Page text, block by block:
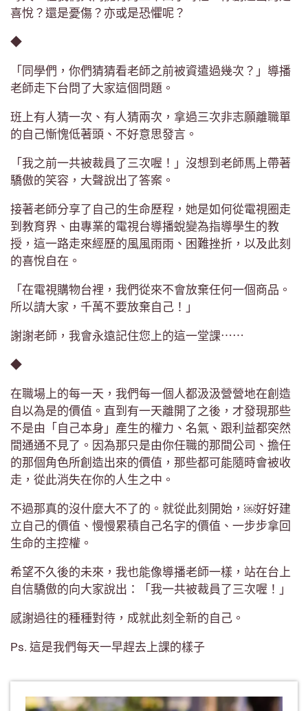
喜悅？還是憂傷？亦或是恐懼呢？
◆
「同學們，你們猜猜看老師之前被資遣過幾次？」導播
老師走下台問了大家這個問題。
班上有人猜一次、有人猜兩次，拿過三次非志願離職單
的自己慚愧低著頭、不好意思發言。
「我之前一共被裁員了三次喔！」沒想到老師馬上帶著
驕傲的笑容，大聲說出了答案。
接著老師分享了自己的生命歷程，她是如何從電視圈走
到教育界、由專業的電視台導播蛻變為指導學生的教
授，這一路走來經歷的風風雨雨、困難挫折，以及此刻
的喜悅自在。
「在電視購物台裡，我們從來不會放棄任何一個商品。
所以請大家，千萬不要放棄自己！」
謝謝老師，我會永遠記住您上的這一堂課⋯⋯
◆
在職場上的每一天，我們每一個人都汲汲營營地在創造
自以為是的價值。直到有一天離開了之後，才發現那些
不是由「自己本身」產生的權力、名氣、跟利益都突然
間通通不見了。因為那只是由你任職的那間公司、擔任
的那個角色所創造出來的價值，那些都可能隨時會被收
走，從此消失在你的人生之中。
不過那真的沒什麼大不了的。就從此刻開始，￼好好建
立自己的價值、慢慢累積自己名字的價值、一步步拿回
生命的主控權。
希望不久後的未來，我也能像導播老師一樣，站在台上
自信驕傲的向大家說出：「我一共被裁員了三次喔！」
感謝過往的種種對待，成就此刻全新的自己。
Ps. 這是我們每天一早趕去上課的樣子